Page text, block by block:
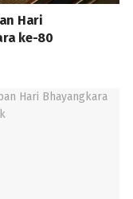
Hari
ke-80